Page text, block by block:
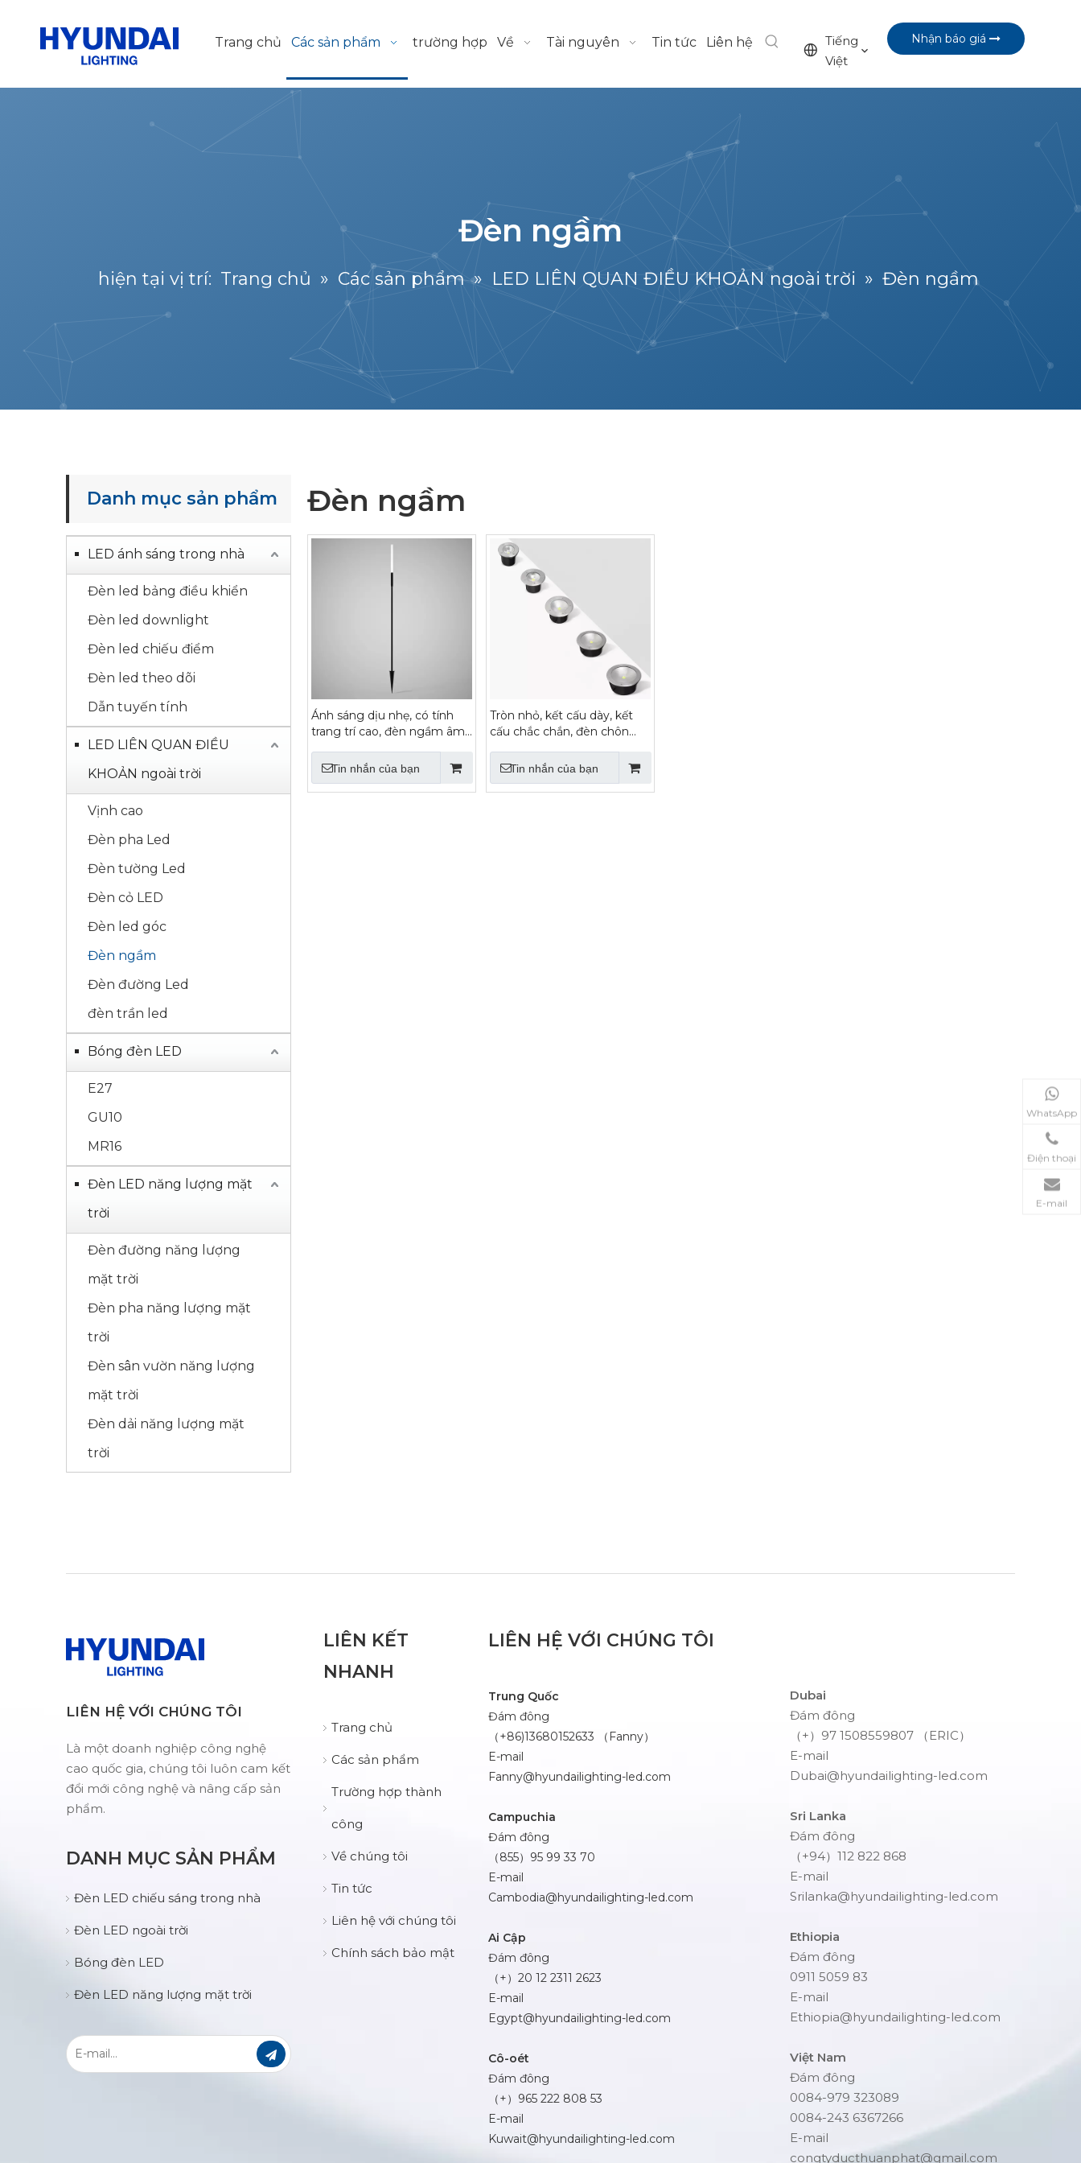
Trang chủ Các sản phẩm trường hợp Về Tài nguyên Tin tức Liên hệ
Tiếng
Việt
Nhận báo giá
Đèn ngầm
hiện tại vị trí: Trang chủ » Các sản phẩm » LED LIÊN QUAN ĐIỀU KHOẢN ngoài trời » Đèn ngầm
Danh mục sản phẩm
LED ánh sáng trong nhà
Đèn led bảng điều khiển
Đèn led downlight
Đèn led chiếu điểm
Đèn led theo dõi
Dẫn tuyến tính
LED LIÊN QUAN ĐIỀU
KHOẢN ngoài trời
Vịnh cao
Đèn pha Led
Đèn tường Led
Đèn cỏ LED
Đèn led góc
Đèn ngầm
Đèn đường Led
đèn trần led
Bóng đèn LED
E27
GU10
MR16
Đèn LED năng lượng mặt
trời
Đèn đường năng lượng
mặt trời
Đèn pha năng lượng mặt
trời
Đèn sân vườn năng lượng
mặt trời
Đèn dải năng lượng mặt
trời
Đèn ngầm
Ánh sáng dịu nhẹ, có tính
trang trí cao, đèn ngầm âm
Tin nhắn của bạn
Tròn nhỏ, kết cấu dày, kết
cấu chắc chắn, đèn chôn
Tin nhắn của bạn
WhatsApp
Điện thoại
E-mail
LIÊN HỆ VỚI CHÚNG TÔI
Là một doanh nghiệp công nghệ
cao quốc gia, chúng tôi luôn cam kết
đổi mới công nghệ và nâng cấp sản
phẩm.
DANH MỤC SẢN PHẨM
Đèn LED chiếu sáng trong nhà
Đèn LED ngoài trời
Bóng đèn LED
Đèn LED năng lượng mặt trời
LIÊN KẾT
NHANH
Trang chủ
Các sản phẩm
Trường hợp thành
công
Về chúng tôi
Tin tức
Liên hệ với chúng tôi
Chính sách bảo mật
LIÊN HỆ VỚI CHÚNG TÔI
Trung Quốc
Đám đông
（+86)13680152633 （Fanny）
E-mail
Fanny@hyundailighting-led.com
Campuchia
Đám đông
（855）95 99 33 70
E-mail
Cambodia@hyundailighting-led.com
Ai Cập
Đám đông
（+）20 12 2311 2623
E-mail
Egypt@hyundailighting-led.com
Cô-oét
Đám đông
（+）965 222 808 53
E-mail
Kuwait@hyundailighting-led.com
Dubai
Đám đông
（+）97 1508559807 （ERIC）
E-mail
Dubai@hyundailighting-led.com
Sri Lanka
Đám đông
（+94）112 822 868
E-mail
Srilanka@hyundailighting-led.com
Ethiopia
Đám đông
0911 5059 83
E-mail
Ethiopia@hyundailighting-led.com
Việt Nam
Đám đông
0084-979 323089
0084-243 6367266
E-mail
congtyducthuanphat@gmail.com